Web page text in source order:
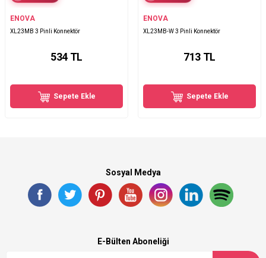
ENOVA
XL23MB 3 Pinli Konnektör
534 TL
Sepete Ekle
ENOVA
XL23MB-W 3 Pinli Konnektör
713 TL
Sepete Ekle
Sosyal Medya
E-Bülten Aboneliği